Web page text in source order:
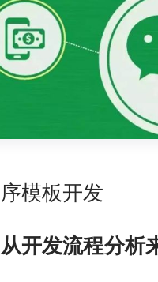
模板开发
从开发流程分析